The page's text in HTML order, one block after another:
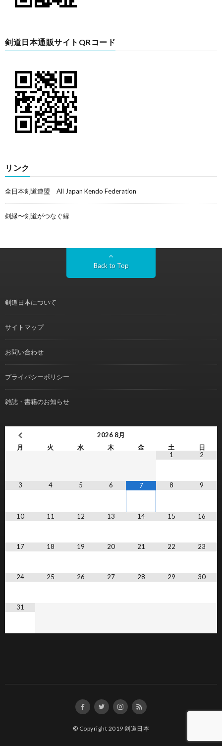
剣道日本通販サイトQRコード
リンク
全日本剣道連盟 All Japan Kendo Federation
剣縁〜剣道がつなぐ縁
Back to Top
剣道日本について
サイトマップ
お問い合わせ
プライバシーポリシー
雑誌・書籍のお知らせ
2026 8月
月
火 水 木 金 土
日
1
2
3 4 5 6 7 8 9
10 11 12 13 14 15 16
17 18 19 20 21 22 23
24 25 26 27 28 29 30
31
© Copyright 2019剣道日本